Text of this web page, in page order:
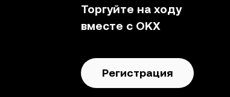
Торгуйте на ходу
вместе с OKX
Регистрация